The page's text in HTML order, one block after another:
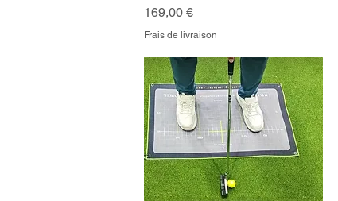
Prix
169,00 €
Frais de livraison